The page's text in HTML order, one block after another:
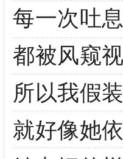
每一次吐息
都被风窥
所以我假
就好像她